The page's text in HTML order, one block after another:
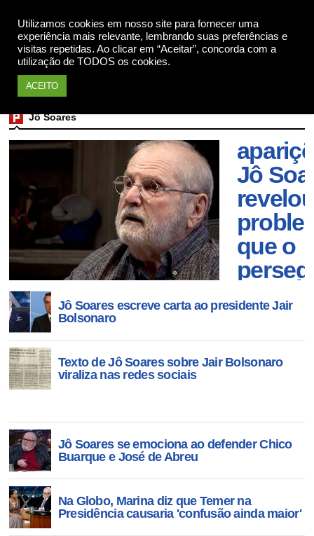
Utilizamos cookies em nosso site para fornecer uma
experiência mais relevante, lembrando suas preferências e
visitas repetidas. Ao clicar em “Aceitar”, concorda com a
utilização de TODOS os cookies.
ACEITO
Jô Soares
últimas
Jô
que o
e fez
pedido
Jô Soares escreve carta ao presidente Jair
Bolsonaro
Texto de Jô Soares sobre Jair Bolsonaro
viraliza nas redes sociais
Jô Soares se emociona ao defender Chico
Buarque e José de Abreu
Na Globo, Marina diz que Temer na
Presidência causaria 'confusão ainda maior'